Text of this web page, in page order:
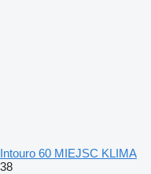
Intouro 60 MIEJSC KLIMA
38